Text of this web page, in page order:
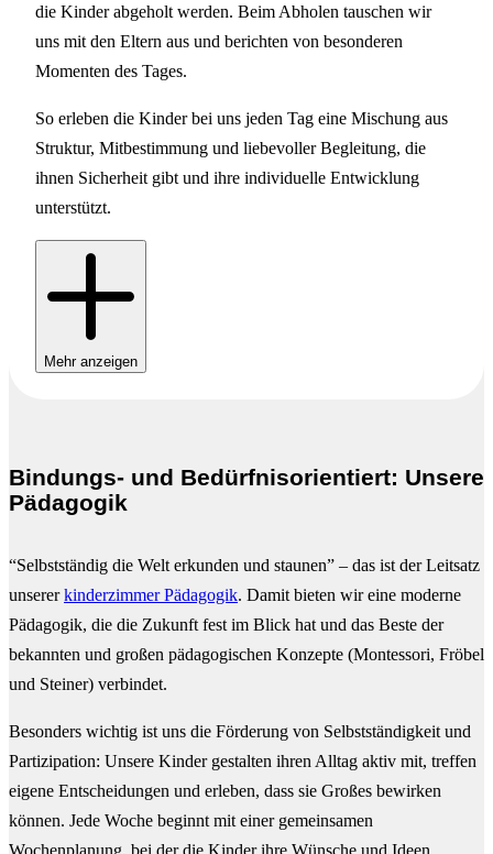
die Kinder abgeholt werden. Beim Abholen tauschen wir
uns mit den Eltern aus und berichten von besonderen
Momenten des Tages.
So erleben die Kinder bei uns jeden Tag eine Mischung aus
Struktur, Mitbestimmung und liebevoller Begleitung, die
ihnen Sicherheit gibt und ihre individuelle Entwicklung
unterstützt.
Mehr anzeigen
Bindungs- und Bedürfnisorientiert: Unsere
Pädagogik
“Selbstständig die Welt erkunden und staunen” – das ist der Leitsatz
unsererkinderzimmer Pädagogik. Damit bieten wir eine moderne
Pädagogik, die die Zukunft fest im Blick hat und das Beste der
bekannten und großen pädagogischen Konzepte (Montessori, Fröbel
und Steiner) verbindet.
Besonders wichtig ist uns die Förderung von Selbstständigkeit und
Partizipation: Unsere Kinder gestalten ihren Alltag aktiv mit, treffen
eigene Entscheidungen und erleben, dass sie Großes bewirken
können. Jede Woche beginnt mit einer gemeinsamen
Wochenplanung, bei der die Kinder ihre Wünsche und Ideen